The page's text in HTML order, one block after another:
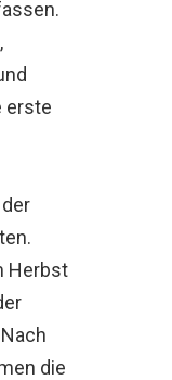
erste
Herbst
die